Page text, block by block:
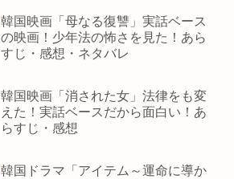
韓国映画「母なる復讐」実話ベース
の映画！少年法の怖さを見た！あら
すじ・感想・ネタバレ
韓国映画「消された女」法律をも変
えた！実話ベースだから面白い！あ
らすじ・感想
韓国ドラマ「アイテム～運命に導か